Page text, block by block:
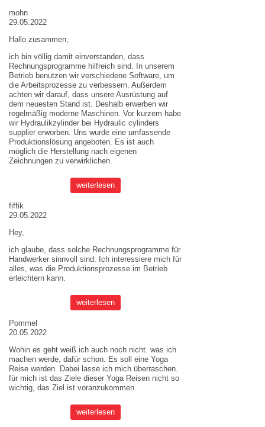
mohn
29.05.2022
Hallo zusammen,
ich bin völlig damit einverstanden, dass
Rechnungsprogramme hilfreich sind. In unserem
Betrieb benutzen wir verschiedene Software, um
die Arbeitsprozesse zu verbessern. Außerdem
achten wir darauf, dass unsere Ausrüstung auf
dem neuesten Stand ist. Deshalb erwerben wir
regelmäßig moderne Maschinen. Vor kurzem habe
wir Hydraulikzylinder bei Hydraulic cylinders
supplier erworben. Uns wurde eine umfassende
Produktionslösung angeboten. Es ist auch
möglich die Herstellung nach eigenen
Zeichnungen zu verwirklichen.
weiterlesen
fiffik
29.05.2022
Hey,
ich glaube, dass solche Rechnungsprogramme für
Handwerker sinnvoll sind. Ich interessiere mich für
alles, was die Produktionsprozesse im Betrieb
erleichtern kann.
weiterlesen
Pommel
20.05.2022
Wohin es geht weiß ich auch noch nicht. was ich
machen werde, dafür schon. Es soll eine Yoga
Reise werden. Dabei lasse ich mich überraschen.
für mich ist das Ziele dieser Yoga Reisen nicht so
wichtig, das Ziel ist voranzukommen
weiterlesen